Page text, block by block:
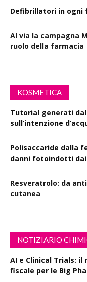
Defibrillatori in ogni
Al via la campagna
ruolo della farmacia
KOSMETICA
Tutorial generati
sull’intenzione
Polisaccaride dalla
danni fotoindotti dai
Resveratrolo: da
cutanea
NOTIZIARIO
AI e Clinical Trials:
fiscale per le Big